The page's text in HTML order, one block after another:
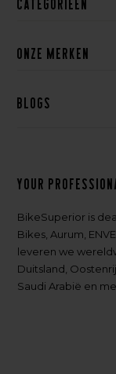
Categorieën
Onze merken
Blogs
Your
BikeSuperior is
Bikes, Aurum,
leveren we
Duitsland,
Saudi Arabië en